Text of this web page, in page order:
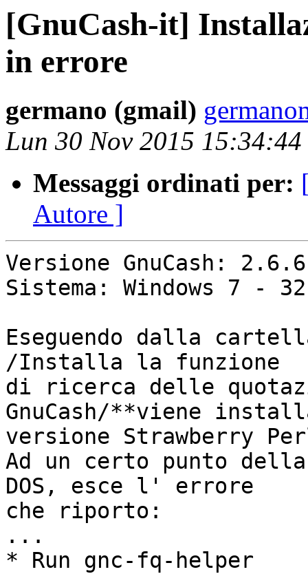
[GnuCash-it]
in errore
germano (gmail)
Lun 30 Nov 2015 15:34:44
Messaggi ordinati per:
Autore ]
Versione GnuCash: 2.6.6
Sistema: Windows 7 -
Eseguendo dalla
/Installa la funzione
di ricerca delle
GnuCash/**viene
versione Strawberry
Ad un certo punto
DOS, esce l' errore
che riporto:
...
* Run gnc-fq-helper